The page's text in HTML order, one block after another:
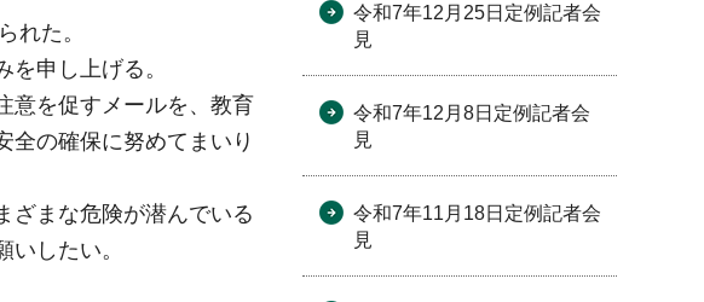
れた。
申し上げる。
意を促すメールを、教育
全の確保に努めてまいり
ざまな危険が潜んでいる
したい。
令和7年12月25日定例記者会
見
令和7年12月8日定例記者会
見
令和7年11月18日定例記者会
見